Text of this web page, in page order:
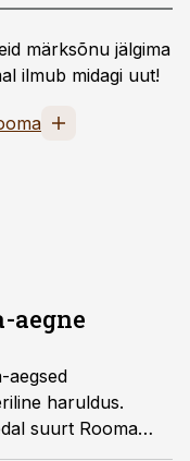
märksõnu jälgima
ilmub midagi uut!
aegne
aegsed
haruldus.
suurt Rooma
suud imestusest